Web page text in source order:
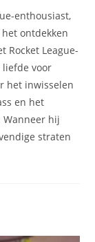
enthousiast,
ontdekken
Rocket League-
liefde voor
het inwisselen
en het
Wanneer hij
straten